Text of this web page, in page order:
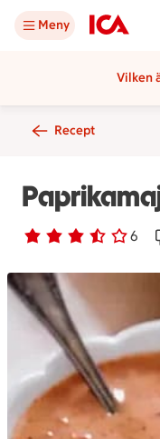
Meny
Vilken
Recept
Betyg 3.5 av 5. 6
6 personer har röstat